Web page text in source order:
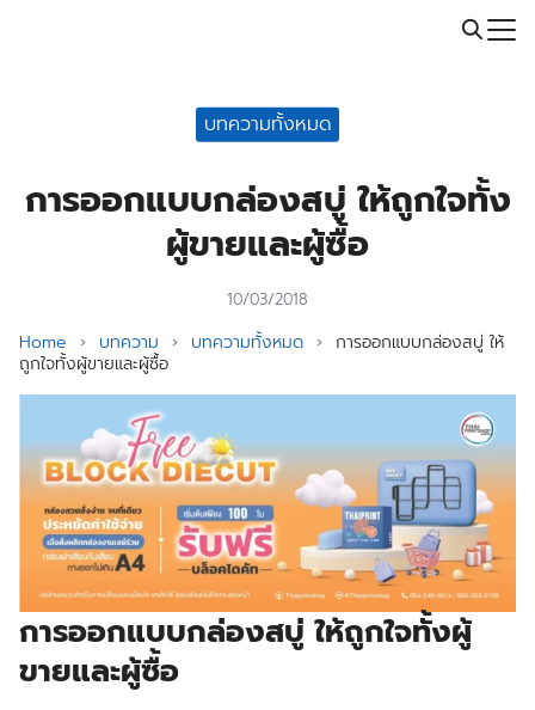
Call: 064-246-5614 | Line: @thaiprintshop
บทความทั้งหมด
การออกแบบกล่องสบู่ ให้ถูกใจทั้ง
ผู้ขายและผู้ซื้อ
10/03/2018
Home › บทความ › บทความทั้งหมด › การออกแบบกล่องสบู่ ให้
ถูกใจทั้งผู้ขายและผู้ซื้อ
การออกแบบกล่องสบู่ ให้ถูกใจทั้งผู้
ขายและผู้ซื้อ